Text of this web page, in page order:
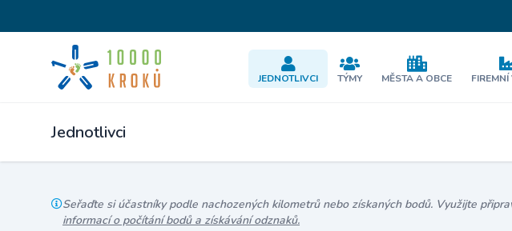
JEDNOTLIVCI TÝMY MĚSTA A OBCE
Jednotlivci
Seřaďte si účastníky podle nachozených kilometrů nebo získaných bodů. Využijte
informací o počítání bodů a získávání odznaků.